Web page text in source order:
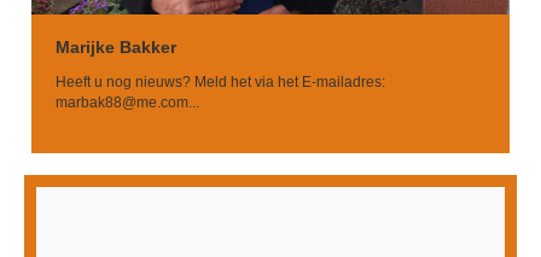
Marijke Bakker
Heeft u nog nieuws? Meld het via het E-mailadres:
marbak88@me.com